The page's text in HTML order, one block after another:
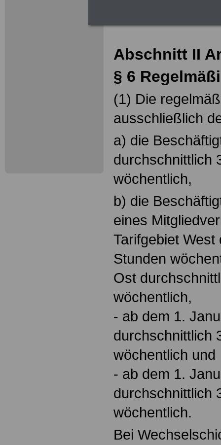
Abschnitt II
§ 6
(1) Die
ausschließlich
a) die
durchschnittlich
wöchentlich,
b) die
eines
Tarifgebiet
Stunden
Ost
wöchentlich,
- ab dem 1.
durchschnittlich
wöchentlich und
- ab dem 1.
durchschnittlich
wöchentlich.
Bei